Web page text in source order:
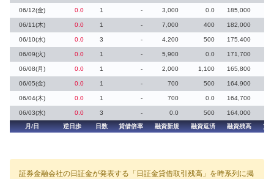
06/12(金) 0.0 1 - 3,000 0.0 185,000
06/11(木) 0.0 1 - 7,000 400 182,000
06/10(水) 0.0 3 - 4,200 500 175,400
06/09(火) 0.0 1 - 5,900 0.0 171,700
06/08(月) 0.0 1 - 2,000 1,100 165,800
06/05(金) 0.0 1 - 700 500 164,900
06/04(木) 0.0 1 - 700 0.0 164,700
06/03(水) 0.0 3 - 0.0 500
164,000
月/日
逆日歩 日数 貸借倍率 融資新規 融資返済 融資残高 貸
証券金融会社の日証金が発表する「日証金貸借取引残高」を時系列に掲